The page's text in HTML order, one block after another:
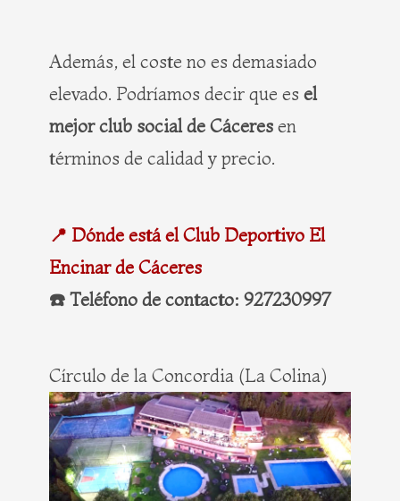
Además, el coste no es demasiado
elevado. Podríamos decir que es el
mejor club social de Cáceres en
términos de calidad y precio.
📍 Dónde está el Club Deportivo El
Encinar de Cáceres
☎️ Teléfono de contacto: 927230997
Círculo de la Concordia (La Colina)